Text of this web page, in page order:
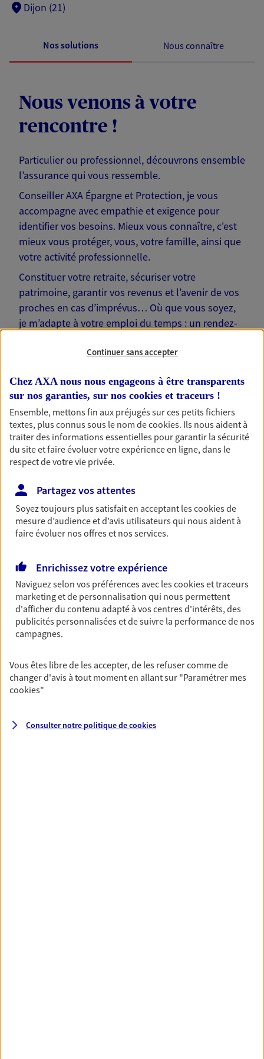
Dijon (21)
Nos solutions Nous connaître
Nous venons à votre
rencontre !
Particulier ou professionnel, découvrons ensemble
l’assurance qui vous ressemble.
Conseiller AXA Épargne et Protection, je vous
accompagne avec empathie et exigence pour
identifier vos besoins. Mieux vous connaître, c'est
mieux vous protéger, vous, votre famille, ainsi que
votre activité professionnelle.
Constituer votre retraite, sécuriser votre
patrimoine, garantir vos revenus et l’avenir de vos
proches en cas d’imprévus… Où que vous soyez,
je m’adapte à votre emploi du temps : un rendez-
travail, une visio. Je suis là pour échanger avec
Nos offres phares
Épargne
Réalisez vos projets grâce à votre épargne : achat
immobilier, études des enfants ou voyage autour
du monde… Épargnez à votre rythme et
Découvrir les offres Épargne
Retraite
Préparez sereinement ce nouveau chapitre de
votre vie avec les conseils d'un expert. Découvrez
spécialement conçue pour la retraite.
Découvrir l'offre Retraite
Prévoyance
Continuer sans accepter
Chez AXA nous nous engageons à être transparents
sur nos garanties, sur nos cookies et traceurs !
Ensemble, mettons fin aux préjugés sur ces petits fichiers
textes, plus connus sous le nom decookies. Ils nous aident à
traiter des informations essentielles pour garantir la sécurité
du site et faire évoluer votre expérience en ligne, dans le
respect de votre vie privée.
Partagez vos attentes
Soyez toujours plus satisfait en acceptant lescookiesde
mesure d’audience et d’avis utilisateurs qui nous aident à
faire évoluer nos offres et nos services.
Enrichissez votre expérience
Naviguez selon vos préférences avec lescookies et traceurs
marketing et de personnalisation qui nous permettent
d'afficher du contenu adapté à vos centres d'intérêts, des
publicités personnalisées et de suivre la performance de nos
campagnes.
Vous êtes libre de les accepter, de les refuser comme de
changer d'avis à tout moment en allant sur "Paramétrer mes
cookies"
Consulter notre politique decookies